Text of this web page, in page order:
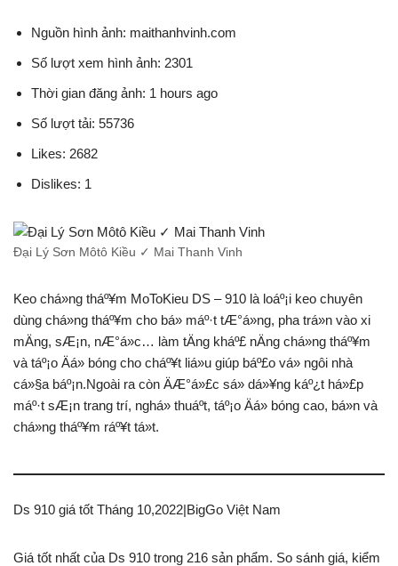
Nguồn hình ảnh: maithanhvinh.com
Số lượt xem hình ảnh: 2301
Thời gian đăng ảnh: 1 hours ago
Số lượt tải: 55736
Likes: 2682
Dislikes: 1
Đại Lý Sơn Môtô Kiều ✓ Mai Thanh Vinh
Keo chá»ng tháº¥m MoToKieu DS – 910 là loáº¡i keo chuyên
dùng chá»ng tháº¥m cho bá» máº·t tÆ°á»ng, pha trá»n vào xi
mÄng, sÆ¡n, nÆ°á»c… làm tÄng kháº£ nÄng chá»ng tháº¥m
và táº¡o Äá» bóng cho cháº¥t liá»u giúp báº£o vá» ngôi nhà
cá»§a báº¡n.Ngoài ra còn ÄÆ°á»£c sá»­ dá»¥ng káº¿t há»£p
máº·t sÆ¡n trang trí, nghá» thuáº­t, táº¡o Äá» bóng cao, bá»n và
chá»ng tháº¥m ráº¥t tá»t.
Ds 910 giá tốt Tháng 10,2022|BigGo Việt Nam
Giá tốt nhất của Ds 910 trong 216 sản phẩm. So sánh giá, kiểm